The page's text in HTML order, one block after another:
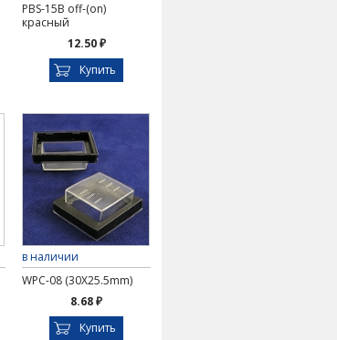
PBS-15B off-(on)
красный
12.50 ₽
Купить
в наличии
WPC-08 (30X25.5mm)
8.68 ₽
Купить